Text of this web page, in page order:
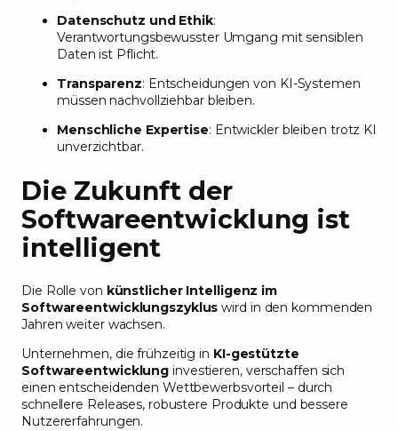
Datenschutz und Ethik:
Verantwortungsbewusster Umgang mit sensiblen
Daten ist Pflicht.
Transparenz: Entscheidungen von KI-Systemen
müssen nachvollziehbar bleiben.
Menschliche Expertise: Entwickler bleiben trotz KI
unverzichtbar.
Die Zukunft der
Softwareentwicklung ist
intelligent
Die Rolle von künstlicher Intelligenz im
Softwareentwicklungszyklus wird in den kommenden
Jahren weiter wachsen.
Unternehmen, die frühzeitig in KI-gestützte
Softwareentwicklung investieren, verschaffen sich
einen entscheidenden Wettbewerbsvorteil – durch
schnellere Releases, robustere Produkte und bessere
Nutzererfahrungen.